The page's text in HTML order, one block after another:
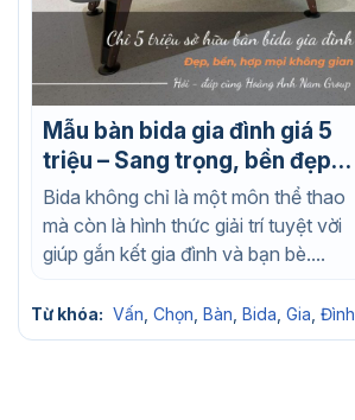
Mẫu bàn bida gia đình giá 5
triệu – Sang trọng, bền đẹp,
phù hợp mọi không gian
Bida không chỉ là một môn thể thao
mà còn là hình thức giải trí tuyệt vời
giúp gắn kết gia đình và bạn bè....
Từ khóa: Vấn Chọn Bàn Bida Gia Đình